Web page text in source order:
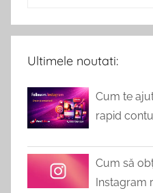
orice
platforma.
Ultimele noutati:
Cum te
rapid
Cum să
Instagram